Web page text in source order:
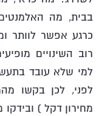
בבית, מה
כרגע אפשר לוותר
רוב השינויים
למי שלא עובד
לפני, לכן בקשו
מחירון דקל )